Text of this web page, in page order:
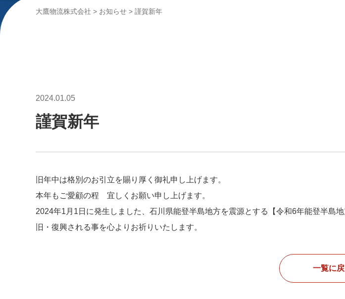
大鷹物流株式会社 > お知らせ > 謹賀新年
2024.01.05
謹賀新年
旧年中は格別のお引立を賜り厚く御礼申し上げます。
本年もご愛顧の程 宜しくお願い申し上げます。
2024年1月1日に発生しました、石川県能登半島地方を震源とする【令和6年能登半島
旧・復興される事を心よりお祈りいたします。
一覧に